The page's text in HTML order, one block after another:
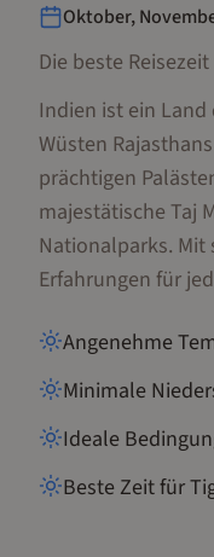
Oktober,
Die beste
Indien ist ein
Wüsten
prächtigen
majestätische Taj
Nationalparks.
Erfahrungen für
Angenehme
Minimale
Ideale
Beste Zeit für